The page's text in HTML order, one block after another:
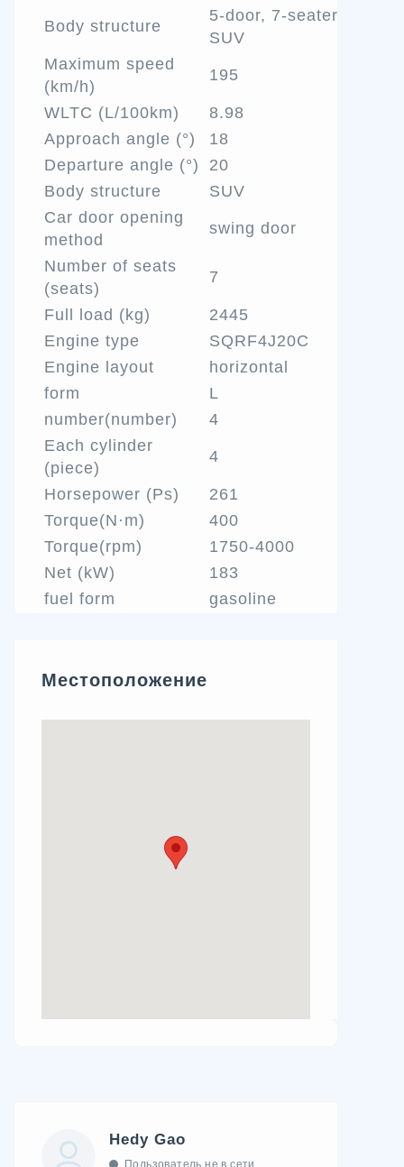
Body structure
5-door, 7-seater
SUV
Maximum speed
(km/h)
195
WLTC (L/100km)
8.98
Approach angle (°)
18
Departure angle (°)
20
Body structure
SUV
Car door opening
method
swing door
Number of seats
(seats)
7
Full load (kg)
2445
Engine type
SQRF4J20C
Engine layout
horizontal
form
L
number(number)
4
Each cylinder
(piece)
4
Horsepower (Ps)
261
Torque(N·m)
400
Torque(rpm)
1750-4000
Net (kW)
183
fuel form
gasoline
Местоположение
Hedy Gao